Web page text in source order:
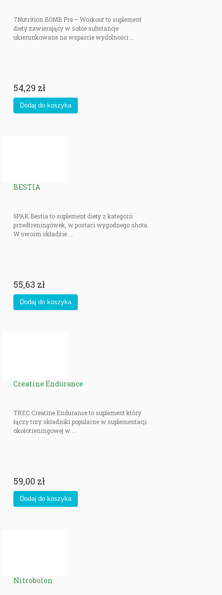
7Nutrition BOMB Pre – Workout to suplement
diety zawierający w sobie substancje
ukierunkowane na wsparcie wydolności ...
54,29 zł
BESTIA
6PAK Bestia to suplement diety z kategorii
przedtreningówek, w postaci wygodnego shota.
W swoim składzie ...
55,63 zł
Creatine Endurance
TREC Creatine Endurance to suplement który
łączy trzy składniki popularne w suplementacji
okołotreningowej w ...
59,00 zł
Nitrobolon